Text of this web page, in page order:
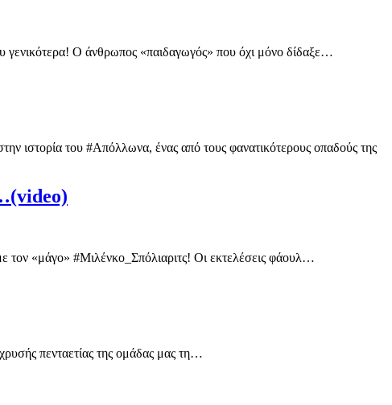
γενικότερα! Ο άνθρωπος «παιδαγωγός» που όχι μόνο δίδαξε…
ιστορία του #Απόλλωνα, ένας από τους φανατικότερους οπαδούς της
τον «μάγο» #Μιλένκο_Σπόλιαριτς! Οι εκτελέσεις φάουλ…
πενταετίας της ομάδας μας τη…